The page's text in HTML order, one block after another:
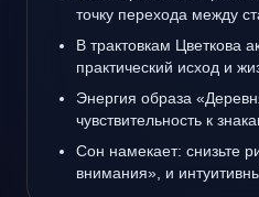
точку перехода между
В трактовкам Цветкова
практический исход и
Энергия образа
чувствительность к
Сон намекает: снизьте
внимания», и